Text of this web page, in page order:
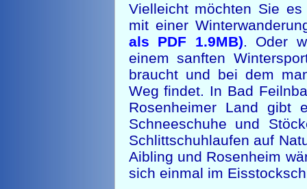
Vielleicht möchten Sie
mit einer
als PDF 1.9MB). Oder
einem sanften
braucht und bei dem
Weg findet. In Bad
Rosenheimer Land gibt
Schneeschuhe und
Schlittschuhlaufen auf
Aibling und Rosenheim
sich einmal im